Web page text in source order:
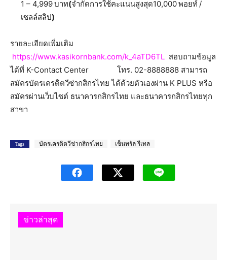
1 – 4,999บาท(จำกัดการใช้คะแนนสูงสุด10,000พอยท์ /
เซลล์สลิป)
รายละเอียดเพิ่มเติม
https://www.kasikornbank.com/k_4aTD6TL สอบถามข้อมูล
ได้ที่ K-Contact Center โทร. 02-8888888 สามารถ
สมัครบัตรเครดิตวีซ่ากสิกรไทย ได้ด้วยตัวเองผ่าน K PLUS หรือ
สมัครผ่านเว็บไซต์ ธนาคารกสิกรไทย และธนาคารกสิกรไทยทุก
สาขา
Tags บัตรเครดิตวีซ่ากสิกรไทย เซ็นทรัล รีเทล
ข่าวล่าสุด